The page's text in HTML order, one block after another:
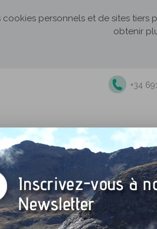
cookies personnels et de sites
obtenir
de montagne
+34
Randonnées accompagnées